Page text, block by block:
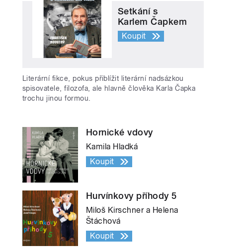
Setkání s
Karlem Čapkem
Koupit
Literární fikce, pokus přiblížit literární nadsázkou
spisovatele, filozofa, ale hlavně člověka Karla Čapka
trochu jinou formou.
Hornické vdovy
Kamila Hladká
Koupit
Hurvínkovy příhody 5
Miloš Kirschner a Helena
Štáchová
Koupit